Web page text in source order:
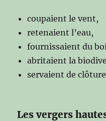
coupaient le vent,
retenaient l’eau,
fournissaient du
abritaient la
servaient de
Les vergers